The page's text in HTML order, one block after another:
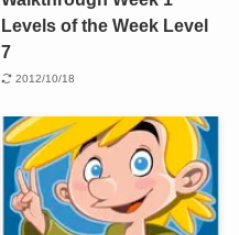
Levels of the Week Level
7
2012/10/18